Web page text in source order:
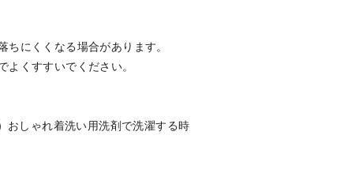
にくくなる場合があります。
くすすいでください。
おしゃれ着洗い用洗剤で洗濯する時